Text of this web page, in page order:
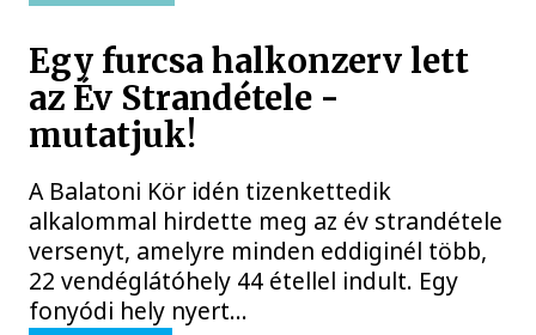
Egy furcsa halkonzerv lett
az Év Strandétele -
mutatjuk!
A Balatoni Kör idén tizenkettedik
alkalommal hirdette meg az év strandétele
versenyt, amelyre minden eddiginél több,
22 vendéglátóhely 44 étellel indult. Egy
fonyódi hely nyert...